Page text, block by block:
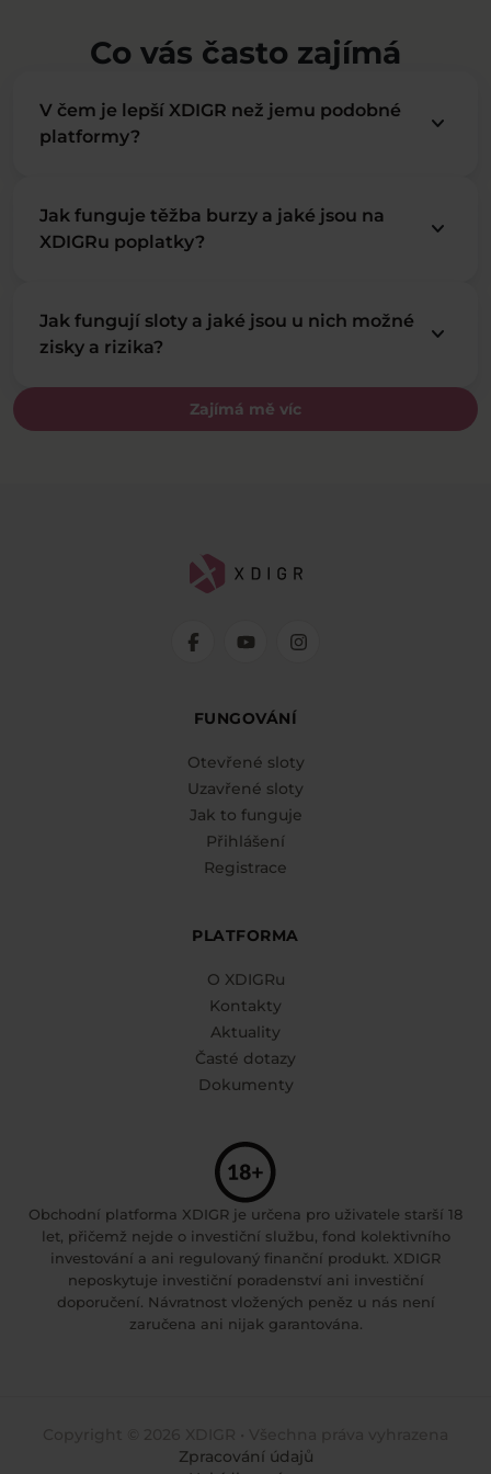
Co vás často zajímá
Zajímá mě víc
V čem je lepší XDIGR než jemu podobné
platformy?
keyboard_arrow_down
Jak funguje těžba burzy a jaké jsou na
XDIGRu poplatky?
keyboard_arrow_down
Jak fungují sloty a jaké jsou u nich možné
zisky a rizika?
keyboard_arrow_down
FUNGOVÁNÍ
Otevřené sloty
Uzavřené sloty
Jak to funguje
Přihlášení
Registrace
PLATFORMA
O XDIGRu
Kontakty
Aktuality
Časté dotazy
Dokumenty
Obchodní platforma XDIGR je určena pro uživatele starší 18
let, přičemž nejde o investiční službu, fond kolektivního
investování a ani regulovaný finanční produkt. XDIGR
neposkytuje investiční poradenství ani investiční
doporučení. Návratnost vložených peněz u nás není
zaručena ani nijak garantována.
Zpracování údajů